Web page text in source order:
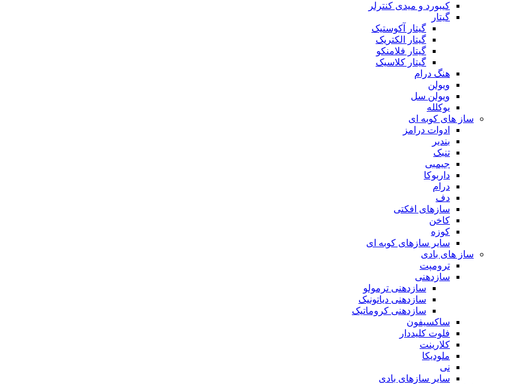
کیبورد و میدی کنترلر
گیتار
گیتار آکوستیک
گیتار الکتریک
گیتار فلامنکو
گیتار کلاسیک
هنگ درام
ویولن
ویولن سل
یوکلله
ساز های کوبه ای
ادوات درامز
بندیر
تنبک
جیمبی
داربوکا
درام
دف
سازهای افکتی
کاخن
کوزه
سایر سازهای کوبه ای
ساز های بادی
ترومپت
سازدهنی
سازدهنی ترمولو
سازدهنی دیاتونیک
سازدهنی کروماتیک
ساکسیفون
فلوت کلیددار
کلارینت
ملودیکا
نی
سایر سازهای بادی